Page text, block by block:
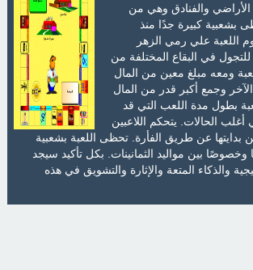
الأراضي والفنادق وهي من
بشعبية كبيرة جدًا منذ
اللعبة علي رمي الزهر
للتجول في البقاع المختلفة من
ومعه مبلغ معين من المال
وجمع أكبر قدر من المال
بطول مدة اللعب التي قد
الحالات. يتحكم اللاعبين
بدايتها عن طريق الفأرة. تحظى اللعبة بشعبية
وخصوصًا بين مواليد الثمانينات. بكل تأكيد سيجد
والذكاء المتعة والإثارة والتشويق في هذه